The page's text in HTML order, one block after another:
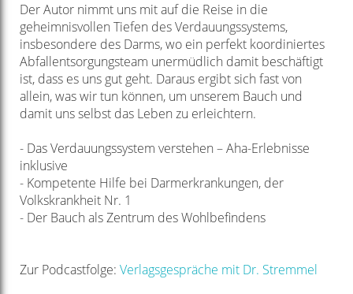
Der Autor nimmt uns mit auf die Reise in die
geheimnisvollen Tiefen des Verdauungssystems,
insbesondere des Darms, wo ein perfekt koordiniertes
Abfallentsorgungsteam unermüdlich damit beschäftigt
ist, dass es uns gut geht. Daraus ergibt sich fast von
allein, was wir tun können, um unserem Bauch und
damit uns selbst das Leben zu erleichtern.
- Das Verdauungssystem verstehen – Aha-Erlebnisse
inklusive
- Kompetente Hilfe bei Darmerkrankungen, der
Volkskrankheit Nr. 1
- Der Bauch als Zentrum des Wohlbefindens
Zur Podcastfolge: Verlagsgespräche mit Dr. Stremmel